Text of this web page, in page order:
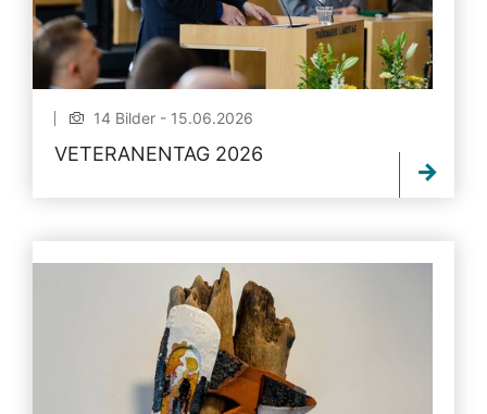
14 Bilder - 15.06.2026
VETERANENTAG 2026